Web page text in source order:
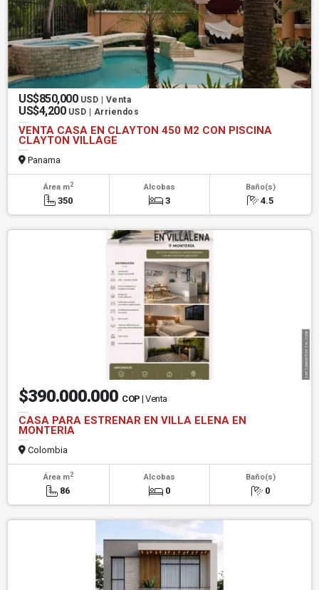
US$850,000 USD | Venta
US$4,200 USD | Arriendos
VENTA CASA EN CLAYTON 450 M2 CON PISCINA
CLAYTON VILLAGE
Panama
Área m2
350
Alcobas
3
Baño(s)
4.5
$390.000.000 COP | Venta
CASA PARA ESTRENAR EN VILLA ELENA EN
MONTERIA
Colombia
Área m2
86
Alcobas
0
Baño(s)
0